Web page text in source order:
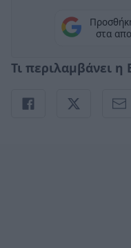
στα
Τι περιλαμβάνει η